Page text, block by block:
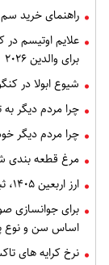
راهنمای خرید
علایم اوتیسم
برای والدین ۲۰۲۶
شیوع ابولا در
چرا مردم دیگر
چرا مردم دیگر
مرغ قطعه‌ بندی
ارز اربعین ۱۴۰۵، ثبت‌ نام و قیمت دینار
برای جوانسازی
اساس سن و نوع
نرخ کرایه های تاکسی بین